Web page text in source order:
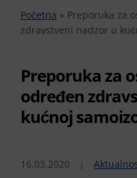
Početna » Preporuka za
zdravstveni nadzor u
Preporuka za
određen
kućnoj
16.03.2020